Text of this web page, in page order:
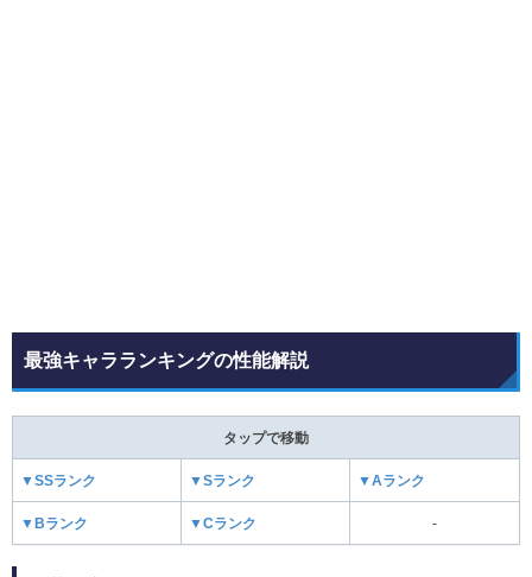
最強キャラランキングの性能解説
タップで移動
▼SSランク ▼Sランク ▼Aランク
▼Bランク ▼Cランク -